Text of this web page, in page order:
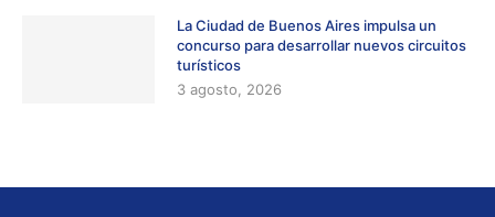
La Ciudad de Buenos Aires impulsa un
concurso para desarrollar nuevos circuitos
turísticos
3 agosto, 2026